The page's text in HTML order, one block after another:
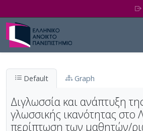
Default Graph
Διγλωσσία και ανάπτυξη
γλωσσικής ικανότητας στο
περίπτωση των μαθητών/